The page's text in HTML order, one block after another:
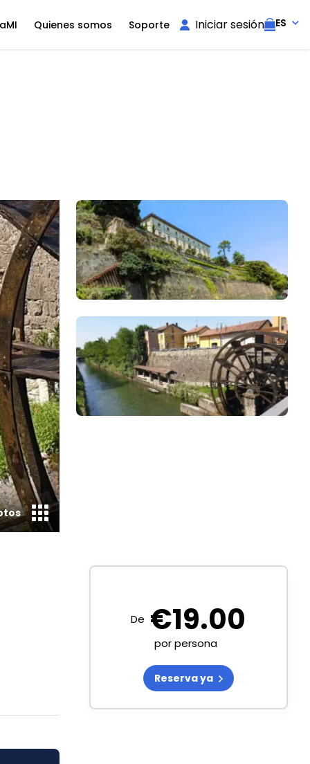
Quienes somos Soporte Iniciar sesión ES
De €19.00
por persona
Reserva ya